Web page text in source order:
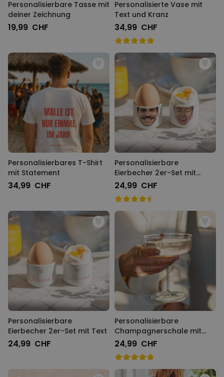
Personalisierbare Tasse mit
deiner Zeichnung
19,99 CHF
Personalisierte Vase mit
Text und Kranz
34,99 CHF
Personalisierbares T-Shirt
mit Statement
34,99 CHF
Personalisierbare
Eierbecher 2er-Set mit
Gesicht
24,99 CHF
Personalisierbare
Eierbecher 2er-Set mit Text
24,99 CHF
Personalisierbare
Champagnerschale mit
Text
24,99 CHF